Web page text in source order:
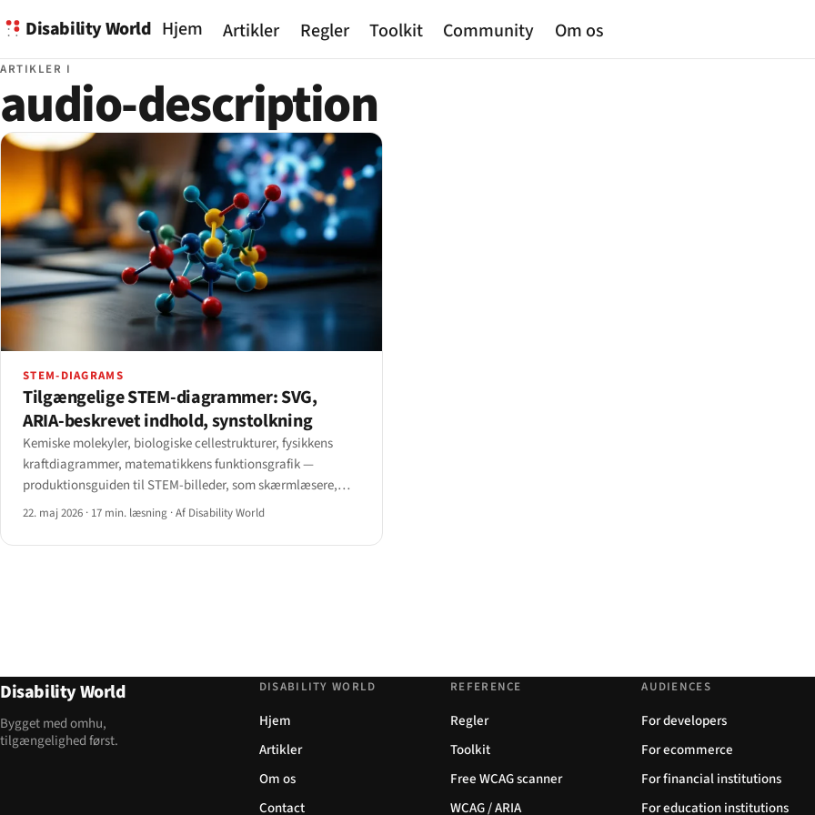
Disability World Hjem Artikler Regler Toolkit Community Om os
ARTIKLER I
audio-description
STEM-DIAGRAMS
Tilgængelige STEM-diagrammer: SVG,
ARIA-beskrevet indhold, synstolkning
Kemiske molekyler, biologiske cellestrukturer, fysikkens
kraftdiagrammer, matematikkens funktionsgrafik —
produktionsguiden til STEM-billeder, som skærmlæsere,
punktskrift og synstolkningsstrømme faktisk kan anvende.
22. maj 2026 · 17 min. læsning ·Af Disability World
Disability World
Bygget med omhu,
tilgængelighed først.
DISABILITY WORLD
Hjem
Artikler
Om os
Contact
REFERENCE
Regler
Toolkit
Free WCAG scanner
WCAG / ARIA
AUDIENCES
For developers
For ecommerce
For financial institutions
For education institutions